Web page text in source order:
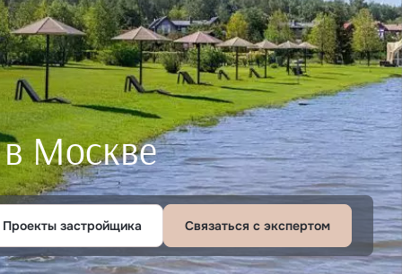
Москве
Проекты застройщика Связаться с экспертом